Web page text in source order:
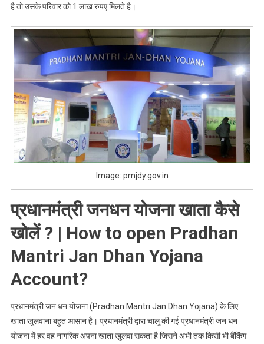
है तो उसके परिवार को 1 लाख रुपए मिलते है।
Image: pmjdy.gov.in
प्रधानमंत्री जनधन योजना खाता कैसे
खोलें ? | How to open Pradhan
Mantri Jan Dhan Yojana
Account?
प्रधानमंत्री जन धन योजना (Pradhan Mantri Jan Dhan Yojana) के लिए
खाता खुलवाना बहुत आसान है। प्रधानमंत्री द्वारा चालू की गई प्रधानमंत्री जन धन
योजना में हर वह नागरिक अपना खाता खुलवा सकता है जिसने अभी तक किसी भी बैंकिंग